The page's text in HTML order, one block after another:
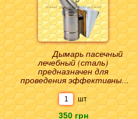
шт
350 грн
Дымарь пасечный
лечебный (сталь)
предназначен для
проведения эффективных
мероприятий по лечению
пчел и профилактике
болезней, которы..